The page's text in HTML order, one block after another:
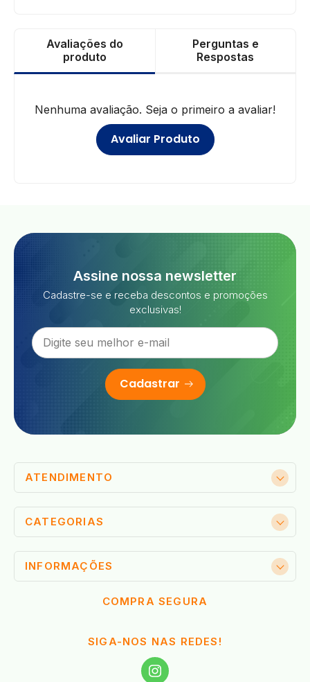
Avaliações do
produto
Perguntas e
Respostas
Nenhuma avaliação. Seja o primeiro a avaliar!
Avaliar Produto
Assine nossa newsletter
Cadastre-se e receba descontos e promoções
exclusivas!
Cadastrar
CATEGORIAS
INFORMAÇÕES
COMPRA SEGURA
ATENDIMENTO
SIGA-NOS NAS REDES!